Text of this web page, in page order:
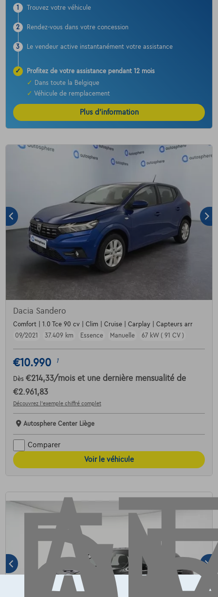
1 Trouvez votre véhicule
2 Rendez-vous dans votre concession
3 Le vendeur active instantanément votre assistance
✓
Profitez de votre assistance pendant 12 mois
✓
Dans toute la Belgique
✓ Véhicule de remplacement
Plus d’information
Dacia Sandero
Comfort | 1.0 Tce 90 cv | Clim | Cruise | Carplay | Capteurs arr
09/2021
37.409 km Essence Manuelle 67 kW ( 91 CV )
€10.990 1
Dès €214,33/mois et une dernière mensualité de
€2.961,83
Découvrez l’exemple chiffré complet
Autosphere Center Liège
Comparer
Voir le véhicule